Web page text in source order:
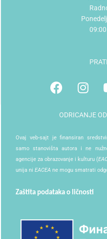
ODRICANJE
Ovaj veb-sajt je finansiran
samo stanovišta autora i ne
agencije za obrazovanje i kulturu (
unija ni EACEA ne mogu smatrati
Zaštita podataka o ličnosti